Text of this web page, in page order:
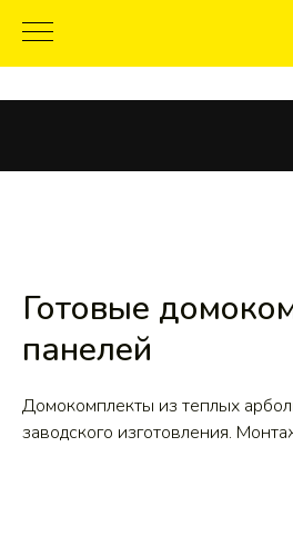
Готовые
панелей
Домокомплекты из теплых
заводского изготовления.